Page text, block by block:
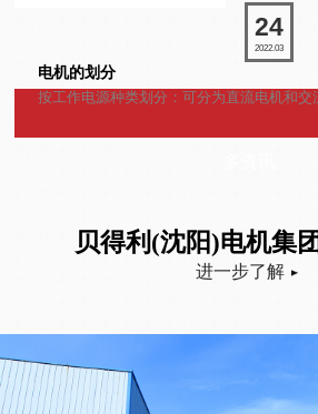
24
2022.03
电机的划分
按工作电源种类划分：可分为直流电机和交
贝得利(沈阳)电机集
进一步了解